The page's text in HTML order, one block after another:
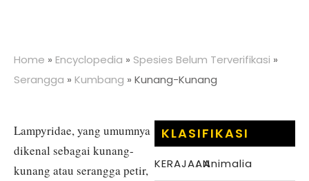
Home » Encyclopedia » Spesies Belum Terverifikasi »
Serangga » Kumbang » Kunang-Kunang
KLASIFIKASI
KERAJAAN
: Animalia
Lampyridae, yang umumnya
dikenal sebagai kunang-
kunang atau serangga petir,